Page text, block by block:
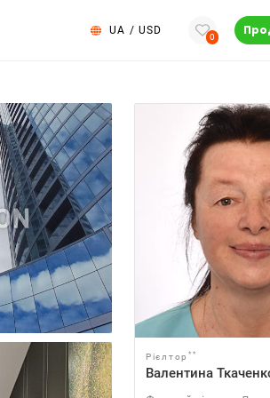
UA / USD
0
Рієлтор **
Валентина